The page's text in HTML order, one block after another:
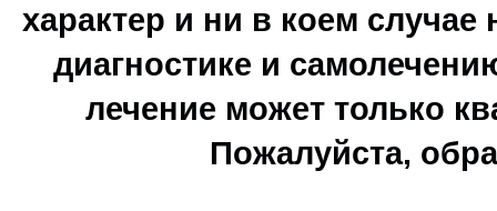
характер и ни в коем
диагностике и
лечение может только
Пожалуйста,